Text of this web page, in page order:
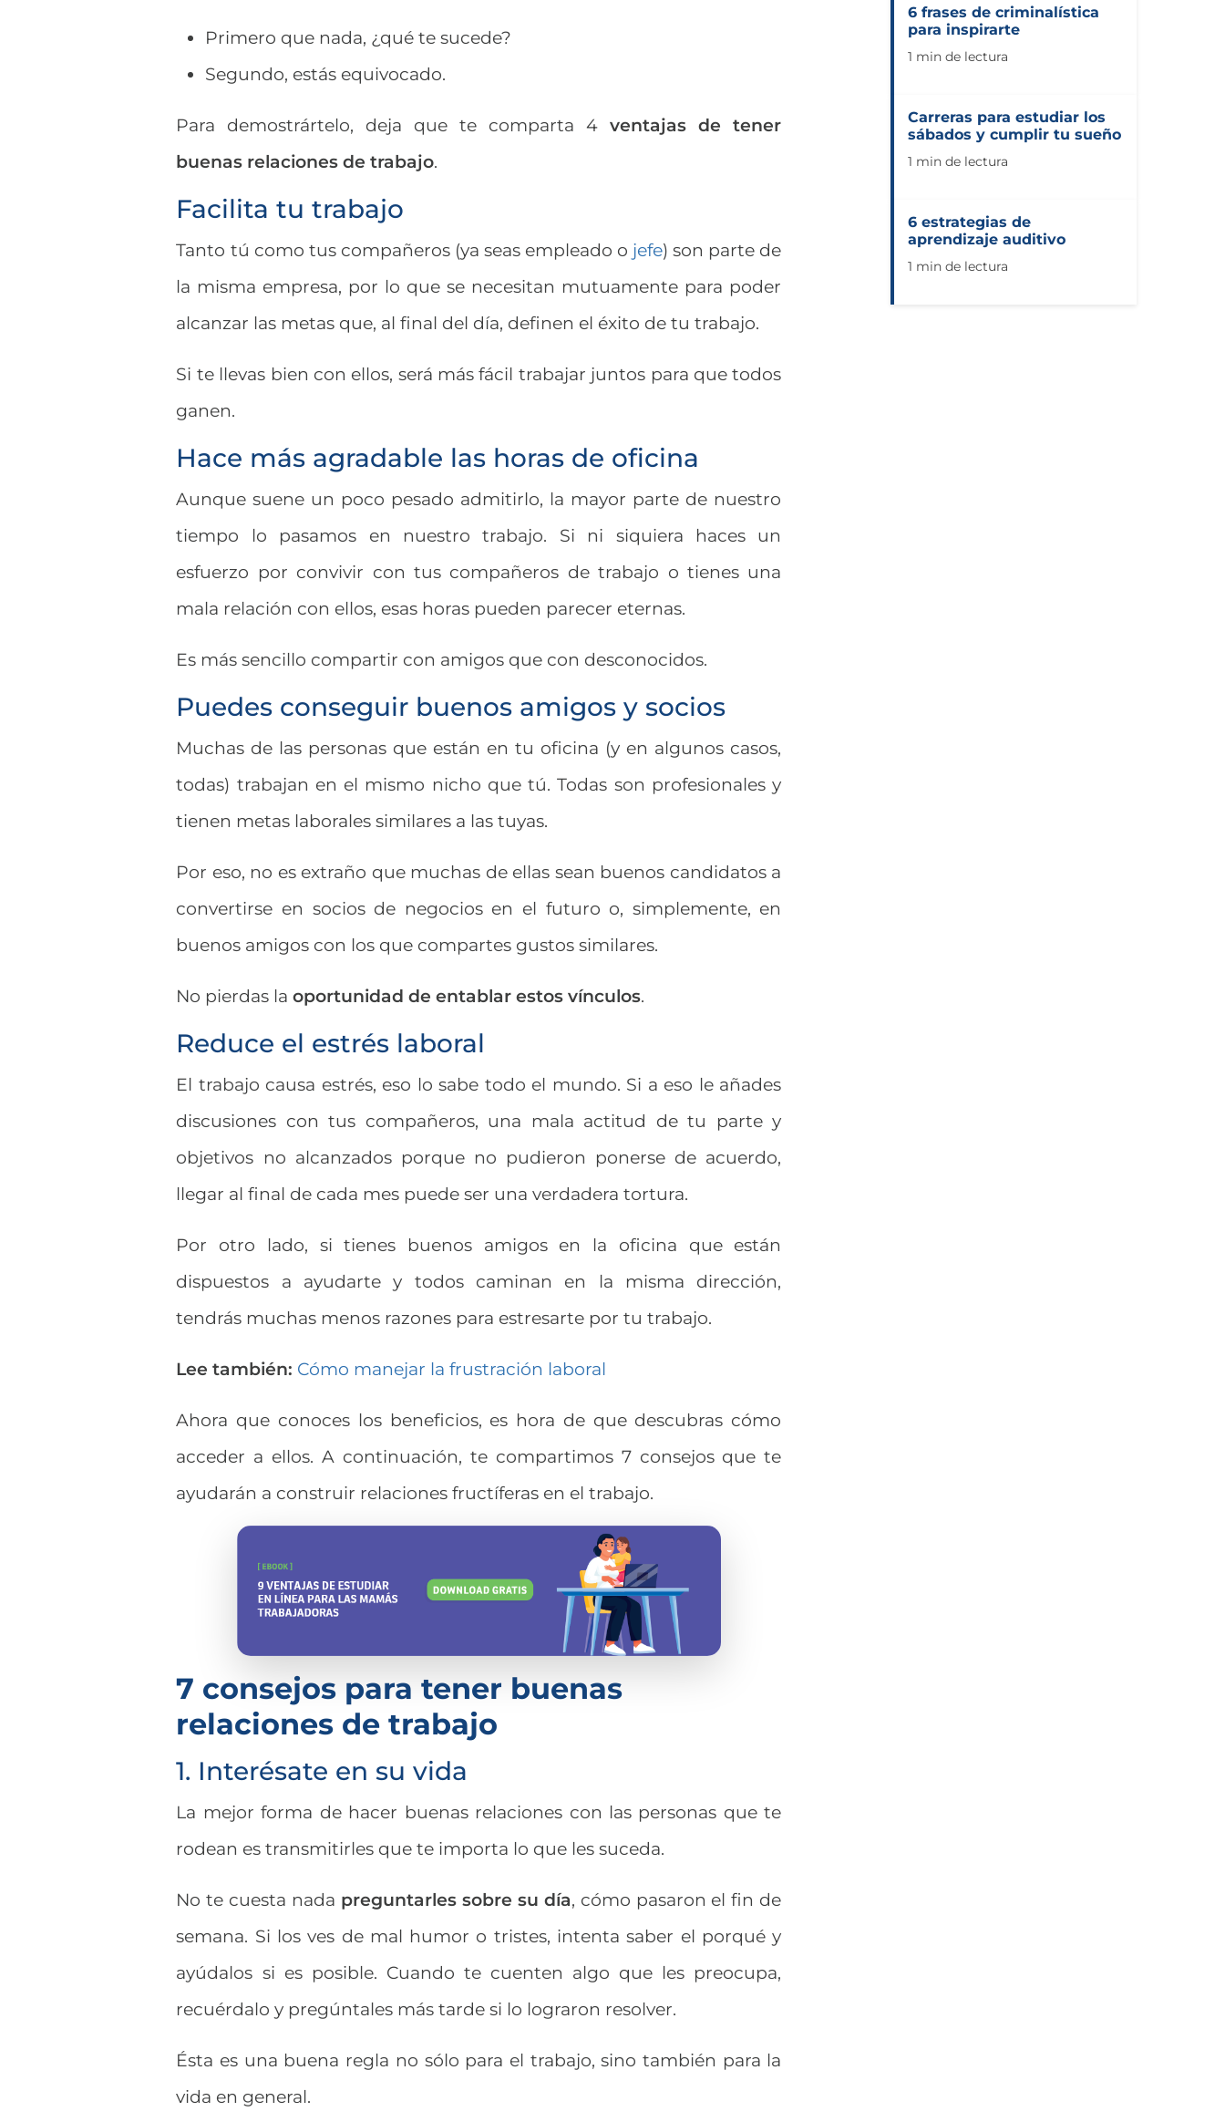
Primero que nada, ¿qué te sucede?
Segundo, estás equivocado.
Para demostrártelo, deja que te comparta 4ventajas de tener
buenas relaciones de trabajo.
Facilita tu trabajo
Tanto tú como tus compañeros (ya seas empleado o jefe) son parte de
la misma empresa, por lo que se necesitan mutuamente para poder
alcanzar las metas que, al final del día, definen el éxito de tu trabajo.
Si te llevas bien con ellos, será más fácil trabajar juntos para que todos
ganen.
Hace más agradable las horas de oficina
Aunque suene un poco pesado admitirlo, la mayor parte de nuestro
tiempo lo pasamos en nuestro trabajo. Si ni siquiera haces un
esfuerzo por convivir con tus compañeros de trabajo o tienes una
mala relación con ellos, esas horas pueden parecer eternas.
Es más sencillo compartir con amigos que con desconocidos.
Puedes conseguir buenos amigos y socios
Muchas de las personas que están en tu oficina (y en algunos casos,
todas) trabajan en el mismo nicho que tú. Todas son profesionales y
tienen metas laborales similares a las tuyas.
Por eso, no es extraño que muchas de ellas sean buenos candidatos a
convertirse en socios de negocios en el futuro o, simplemente, en
buenos amigos con los que compartes gustos similares.
No pierdas laoportunidad de entablar estos vínculos.
Reduce el estrés laboral
El trabajo causa estrés, eso lo sabe todo el mundo. Si a eso le añades
discusiones con tus compañeros, una mala actitud de tu parte y
objetivos no alcanzados porque no pudieron ponerse de acuerdo,
llegar al final de cada mes puede ser una verdadera tortura.
Por otro lado, si tienes buenos amigos en la oficina que están
dispuestos a ayudarte y todos caminan en la misma dirección,
tendrás muchas menos razones para estresarte por tu trabajo.
Lee también: Cómo manejar la frustración laboral
Ahora que conoces los beneficios, es hora de que descubras cómo
acceder a ellos. A continuación, te compartimos 7 consejos que te
ayudarán a construir relaciones fructíferas en el trabajo.
7 consejos para tener buenas
relaciones de trabajo
1. Interésate en su vida
La mejor forma de hacer buenas relaciones con las personas que te
rodean es transmitirles que te importa lo que les suceda.
No te cuesta nada preguntarles sobre su día, cómo pasaron el fin de
semana. Si los ves de mal humor o tristes, intenta saber el porqué y
ayúdalos si es posible. Cuando te cuenten algo que les preocupa,
recuérdalo y pregúntales más tarde si lo lograron resolver.
Ésta es una buena regla no sólo para el trabajo, sino también para la
vida en general.
6 frases de criminalística
para inspirarte
1 min de lectura
Carreras para estudiar los
sábados y cumplir tu sueño
1 min de lectura
6 estrategias de
aprendizaje auditivo
1 min de lectura